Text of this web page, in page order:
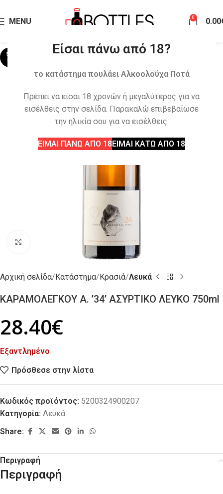
Είσαι πάνω από 18?
το κατάστημα πουλάει Αλκοολούχα Ποτά
Πρέπει να είσαι 18 χρονών ή μεγαλύτερος για να
εισέλθεις στην σελίδα. Παρακαλώ επιβεβαίωσε
την ηλικία σου για να εισέλθεις.
ΕΙΜΑΙ ΠΑΝΩ ΑΠΟ 18ΕΙΜΑΙ ΚΑΤΩ ΑΠΟ 18
MENU 0 0.00
SOLD
OUT
Αρχική σελίδα Κατάστημα Κρασιά Λευκά
ΚΑΡΑΜΟΛΕΓΚΟΥ Α. ’34’ ΑΣΥΡΤΙΚΟ ΛΕΥΚΟ 750ml
28.40€
Εξαντλημένο
Πρόσθεσε στην λίστα
Κωδικός προϊόντος: 5200324900207
Κατηγορία: Λευκά
Share:
Περιγραφή
Περιγραφή